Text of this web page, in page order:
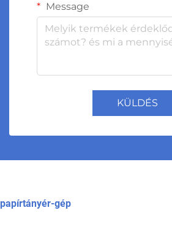
Message
KÜLDÉS
papírtányér-gép